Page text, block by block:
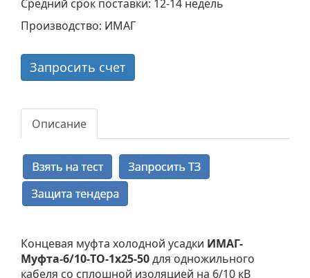
Средний срок поставки: 12-14 недель
Производство: ИМАГ
Запросить счет
Описание
Концевая муфта холодной усадки ИМАГ-
Муфта-6/10-TO-1х25-50для одножильного
кабеля со сплошной изоляцией на 6/10 кВ